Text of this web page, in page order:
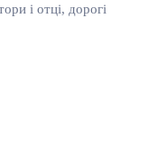
і отці, дорогі